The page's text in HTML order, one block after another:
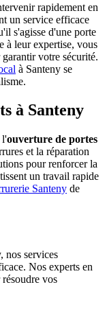
rapidement en
un service efficace
s'agisse d'une porte
à leur expertise, vous
votre sécurité.
à Santeny se
à Santeny
l'ouverture de portes
et la réparation
pour renforcer la
un travail rapide
Santeny de
nos services
Nos experts en
vos